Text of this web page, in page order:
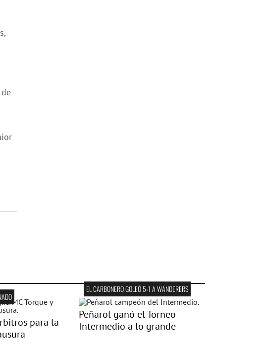
para la
EL CARBONERO GOLEÓ 5-1 A WANDERERS
Peñarol ganó el Torneo
Intermedio a lo grande